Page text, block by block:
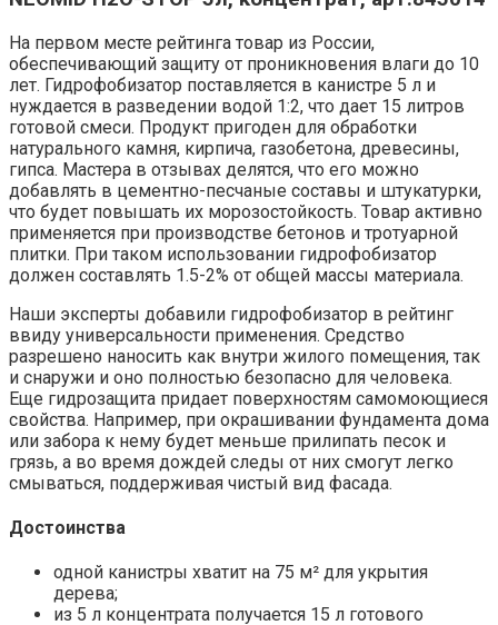
На первом месте рейтинга товар из России,
обеспечивающий защиту от проникновения влаги до 10
лет. Гидрофобизатор поставляется в канистре 5 л и
нуждается в разведении водой 1:2, что дает 15 литров
готовой смеси. Продукт пригоден для обработки
натурального камня, кирпича, газобетона, древесины,
гипса. Мастера в отзывах делятся, что его можно
добавлять в цементно-песчаные составы и штукатурки,
что будет повышать их морозостойкость. Товар активно
применяется при производстве бетонов и тротуарной
плитки. При таком использовании гидрофобизатор
должен составлять 1.5-2% от общей массы материала.
Наши эксперты добавили гидрофобизатор в рейтинг
ввиду универсальности применения. Средство
разрешено наносить как внутри жилого помещения, так
и снаружи и оно полностью безопасно для человека.
Еще гидрозащита придает поверхностям самомоющиеся
свойства. Например, при окрашивании фундамента дома
или забора к нему будет меньше прилипать песок и
грязь, а во время дождей следы от них смогут легко
смываться, поддерживая чистый вид фасада.
Достоинства
одной канистры хватит на 75 м² для укрытия
дерева;
из 5 л концентрата получается 15 л готового